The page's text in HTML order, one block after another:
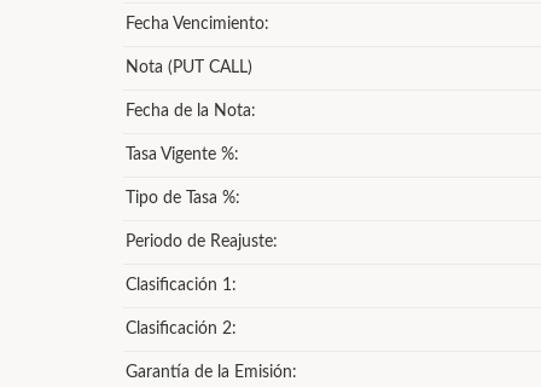
Fecha Vencimiento:
Nota (PUT CALL)
Fecha de la Nota:
Tasa Vigente %:
Tipo de Tasa %:
Periodo de Reajuste:
Clasificación 1:
Clasificación 2:
Garantía de la Emisión: